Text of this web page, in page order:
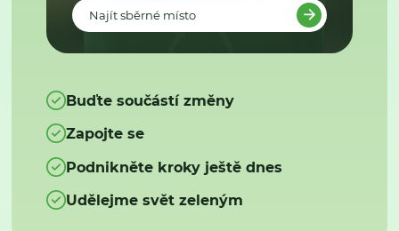
Najít sběrné místo
Buďte součástí změny
Zapojte se
Podnikněte kroky ještě dnes
Udělejme svět zeleným